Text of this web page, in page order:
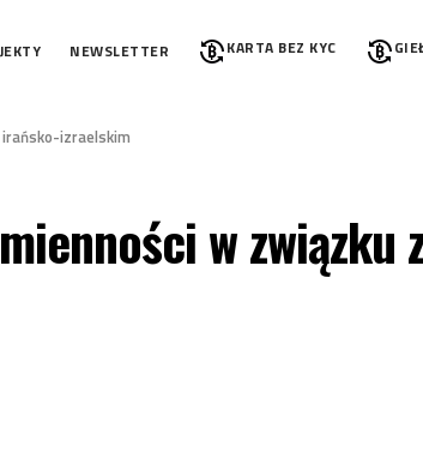
NEWSLETTER KARTA BEZ KYC
izraelskim
w